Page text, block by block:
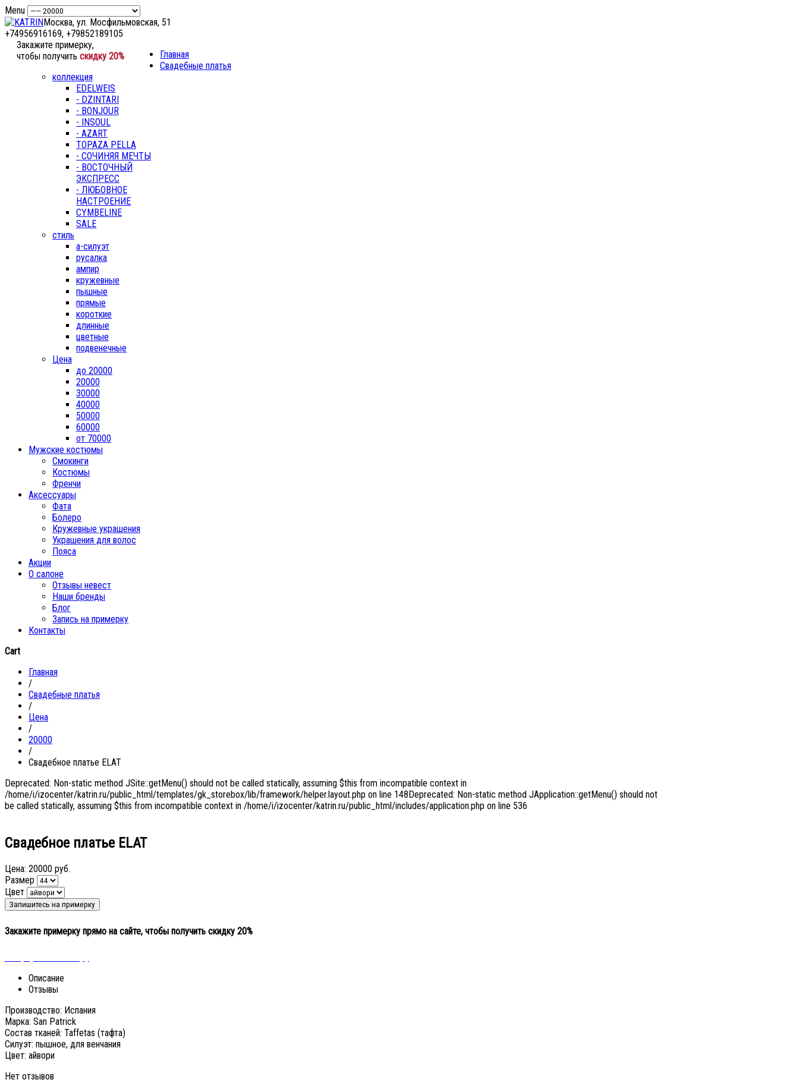
Menu
Москва, ул. Мосфильмовская, 51
+74956916169, +79852189105
Закажите примерку,
чтобы получить скидку 20%
Главная
Свадебные платья
коллекция
EDELWEIS
- DZINTARI
- BONJOUR
- INSOUL
- AZART
TOPAZA PELLA
- СОЧИНЯЯ МЕЧТЫ
- ВОСТОЧНЫЙ
ЭКСПРЕСС
- ЛЮБОВНОЕ
НАСТРОЕНИЕ
CYMBELINE
SALE
стиль
а-силуэт
русалка
ампир
кружевные
пышные
прямые
короткие
длинные
цветные
подвенечные
Цена
до 20000
20000
30000
40000
50000
60000
от 70000
Мужские костюмы
Смокинги
Костюмы
Френчи
Аксессуары
Фата
Болеро
Кружевные украшения
Украшения для волос
Пояса
Акции
О салоне
Отзывы невест
Наши бренды
Блог
Запись на примерку
Контакты
Cart
Главная
/
Свадебные платья
/
Цена
/
20000
/
Свадебное платье ELAT
Deprecated: Non-static method JSite::getMenu() should not be called statically, assuming $this from incompatible context in
/home/i/izocenter/katrin.ru/public_html/templates/gk_storebox/lib/framework/helper.layout.php on line 148Deprecated: Non-static method JApplication::getMenu() should not
be called statically, assuming $this from incompatible context in /home/i/izocenter/katrin.ru/public_html/includes/application.php on line 536
Свадебное платье ELAT
Цена: 20000 руб.
Размер
Цвет
Закажите примерку прямо на сайте, чтобы получить скидку 20%
Описание
Отзывы
Производство: Испания
Марка: San Patrick
Состав тканей: Taffetas (тафта)
Силуэт: пышное, для венчания
Цвет: айвори
Нет отзывов